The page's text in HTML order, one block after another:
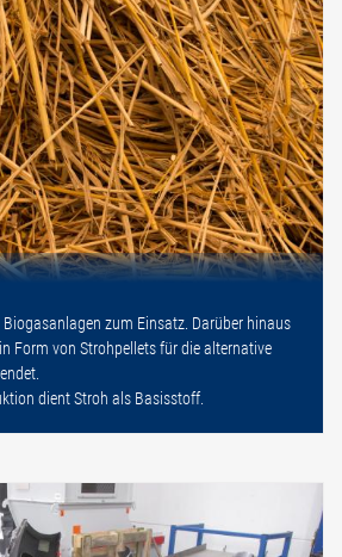
zum Einsatz. Darüber hinaus
Form von Strohpellets für die alternative
dient Stroh als Basisstoff.